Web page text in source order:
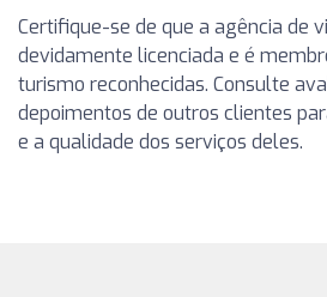
Certifique-se de que a agência de
devidamente licenciada e é
turismo reconhecidas. Consulte
depoimentos de outros clientes
e a qualidade dos serviços deles.